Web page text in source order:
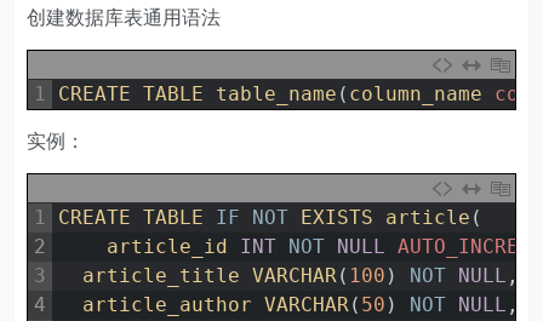
创建数据库表通用语法
1 CREATE TABLE table_name ( column_name
实例：
1
2
3
4
CREATE TABLE IF NOT EXISTS article (
article_id INT NOT NULL
article_title VARCHAR( 100 ) NOT NULL ,
article_author VARCHAR( 50 ) NOT NULL ,